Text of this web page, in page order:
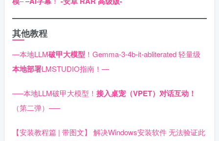
其他教程
—本地LLM破甲大模型 ！Gemma-3-4b-it-abliterated 轻量级
本地部署LMSTUDIO指南！—
—–本地LLM破甲大模型！ 接入桌宠（VPET）对话互动！
（第二弹）—–
【安装教程篇 | 带图文】 解决Windows安装软件 无法验证此